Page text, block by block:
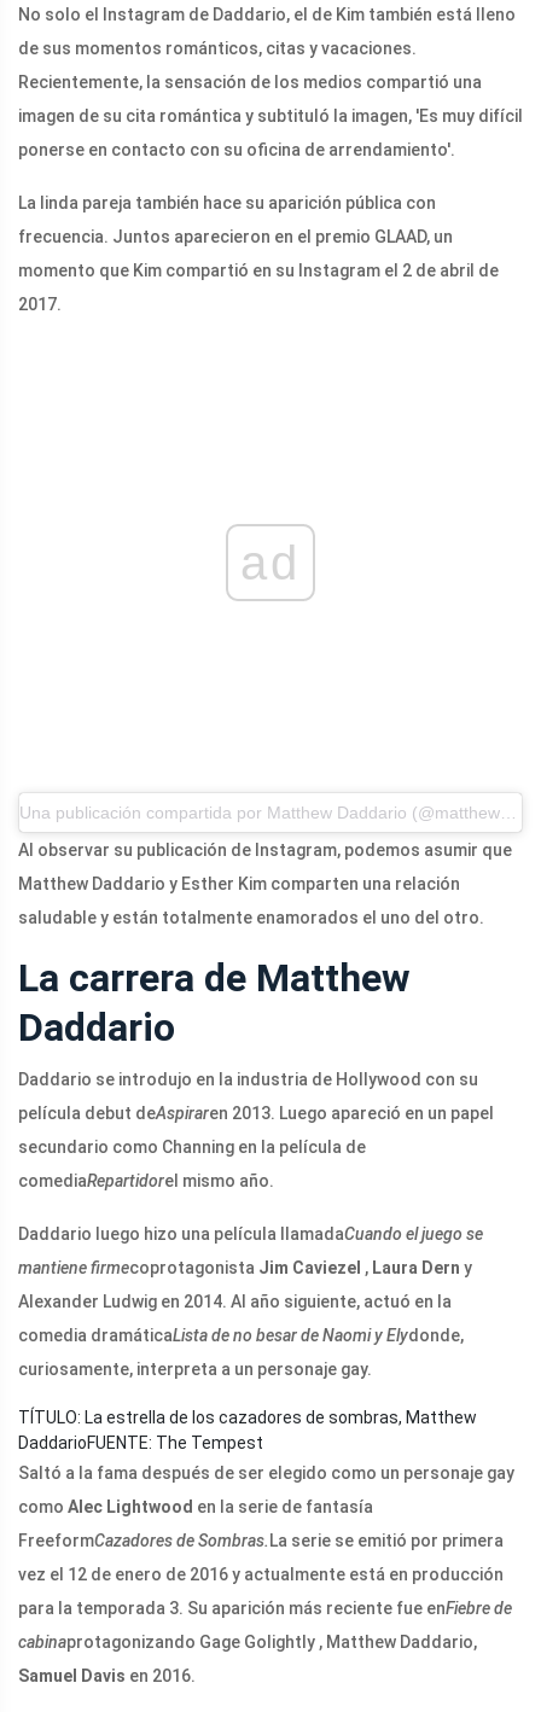
No solo el Instagram de Daddario, el de Kim también está lleno
de sus momentos románticos, citas y vacaciones.
Recientemente, la sensación de los medios compartió una
imagen de su cita romántica y subtituló la imagen, 'Es muy difícil
ponerse en contacto con su oficina de arrendamiento'.
La linda pareja también hace su aparición pública con
frecuencia. Juntos aparecieron en el premio GLAAD, un
momento que Kim compartió en su Instagram el 2 de abril de
2017.
ad
Al observar su publicación de Instagram, podemos asumir que
Matthew Daddario y Esther Kim comparten una relación
saludable y están totalmente enamorados el uno del otro.
La carrera de Matthew
Daddario
Daddario se introdujo en la industria de Hollywood con su
película debut deAspiraren 2013. Luego apareció en un papel
secundario como Channing en la película de
comediaRepartidorel mismo año.
Daddario luego hizo una película llamadaCuando el juego se
mantiene firmecoprotagonista Jim Caviezel , Laura Dern y
Alexander Ludwig en 2014. Al año siguiente, actuó en la
comedia dramáticaLista de no besar de Naomi y Elydonde,
curiosamente, interpreta a un personaje gay.
TÍTULO: La estrella de los cazadores de sombras, Matthew
DaddarioFUENTE: The Tempest
Saltó a la fama después de ser elegido como un personaje gay
como Alec Lightwood en la serie de fantasía
FreeformCazadores de Sombras. La serie se emitió por primera
vez el 12 de enero de 2016 y actualmente está en producción
para la temporada 3. Su aparición más reciente fue enFiebre de
cabinaprotagonizando Gage Golightly , Matthew Daddario,
Samuel Davis en 2016.